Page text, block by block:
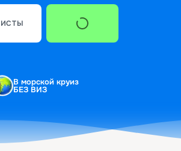
В морской круиз
БЕЗ ВИЗ